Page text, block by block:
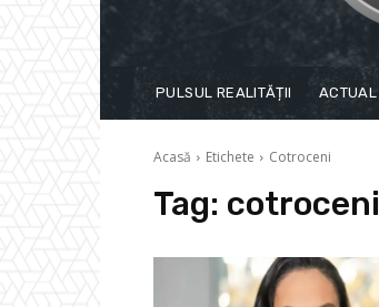
PULSUL REALITĂȚII ACTUAL
Acasă Etichete Cotroceni
Tag: cotroceni